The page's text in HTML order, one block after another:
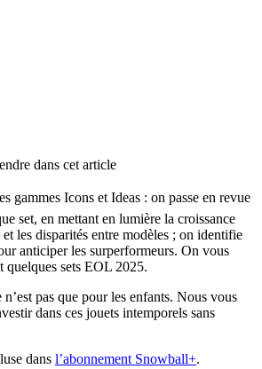
dans cet article
gammes Icons et Ideas : on passe en revue
set, en mettant en lumière la croissance
les disparités entre modèles ; on identifie
anticiper les surperformeurs. On vous
quelques sets EOL 2025.
pas que pour les enfants. Nous vous
dans ces jouets intemporels sans
dans l’abonnement Snowball+.